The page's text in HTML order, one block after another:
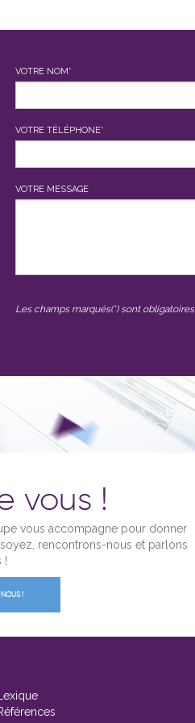
VOTRE NOM*
VOTRE TÉLÉPHONE*
VOTRE MESSAGE
Les champs marqués(*) sont obligatoires
vous !
vous accompagne pour donner
rencontrons-nous et parlons
!
!
Lexique